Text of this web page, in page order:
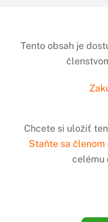
Tento obsah je
Chcete si uložiť
Staňte sa členom
celému